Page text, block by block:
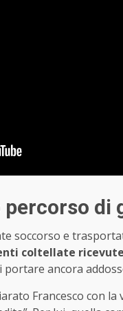
di
soccorso e
coltellate
ancora
Francesco con